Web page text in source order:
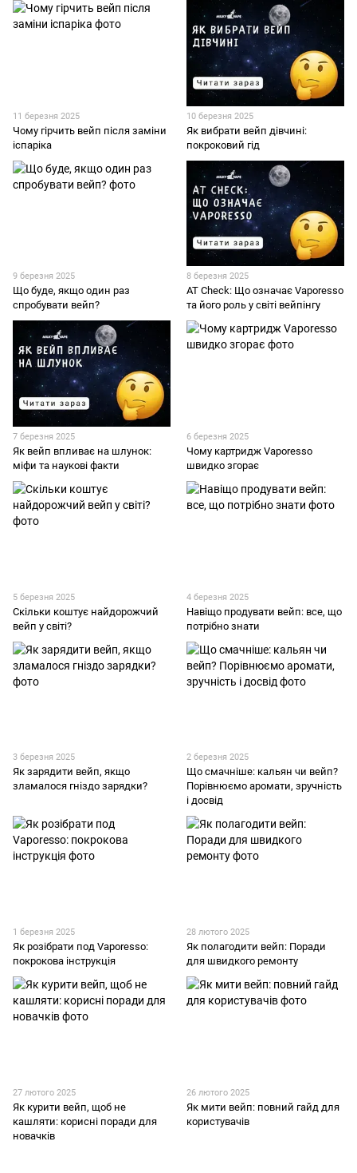
11 березня 2025
Чому гірчить вейп після заміни
іспаріка
10 березня 2025
Як вибрати вейп дівчині:
покроковий гід
9 березня 2025
Що буде, якщо один раз
спробувати вейп?
8 березня 2025
AT Check: Що означає Vaporesso
та його роль у світі вейпінгу
7 березня 2025
Як вейп впливає на шлунок:
міфи та наукові факти
6 березня 2025
Чому картридж Vaporesso
швидко згорає
5 березня 2025
Скільки коштує найдорожчий
вейп у світі?
4 березня 2025
Навіщо продувати вейп: все, що
потрібно знати
3 березня 2025
Як зарядити вейп, якщо
зламалося гніздо зарядки?
2 березня 2025
Що смачніше: кальян чи вейп?
Порівнюємо аромати, зручність
і досвід
1 березня 2025
Як розібрати под Vaporesso:
покрокова інструкція
28 лютого 2025
Як полагодити вейп: Поради
для швидкого ремонту
27 лютого 2025
Як курити вейп, щоб не
кашляти: корисні поради для
новачків
26 лютого 2025
Як мити вейп: повний гайд для
користувачів